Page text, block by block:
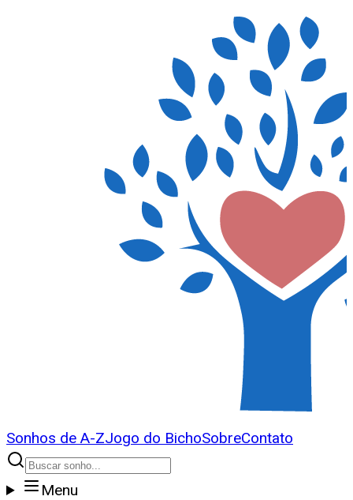
Sonhos de A-ZJogo do BichoSobreContato
Menu